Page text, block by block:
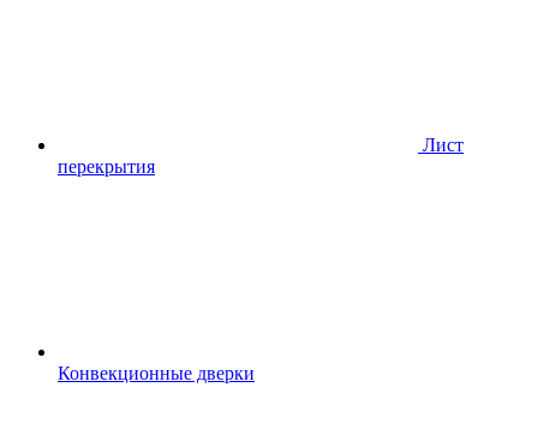
Лист
перекрытия
Конвекционные дверки